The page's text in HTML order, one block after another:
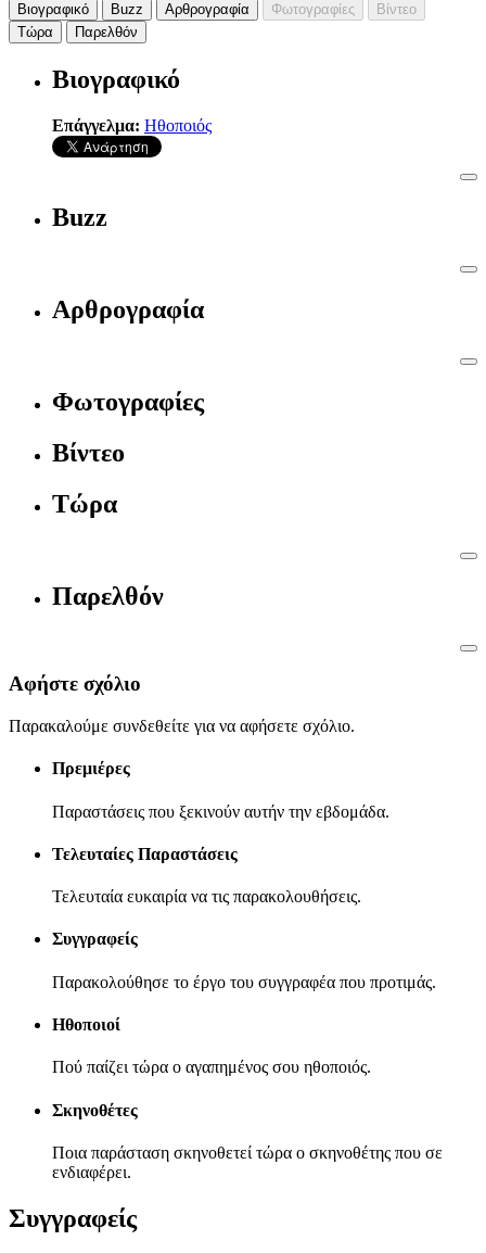
Βιογραφικό Buzz Αρθρογραφία Φωτογραφίες
Βίντεο
Τώρα
Παρελθόν
Βιογραφικό
Επάγγελμα: Ηθοποιός
Buzz
Αρθρογραφία
Φωτογραφίες
Βίντεο
Τώρα
Παρελθόν
Αφήστε σχόλιο
Παρακαλούμε συνδεθείτε για να αφήσετε σχόλιο.
Πρεμιέρες
Παραστάσεις που ξεκινούν αυτήν την εβδομάδα.
Τελευταίες Παραστάσεις
Τελευταία ευκαιρία να τις παρακολουθήσεις.
Συγγραφείς
Παρακολούθησε το έργο του συγγραφέα που προτιμάς.
Ηθοποιοί
Πού παίζει τώρα ο αγαπημένος σου ηθοποιός.
Σκηνοθέτες
Ποια παράσταση σκηνοθετεί τώρα ο σκηνοθέτης που σε
ενδιαφέρει.
Συγγραφείς